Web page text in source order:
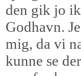
den gik jo
Godhavn.
mig, da vi
kunne se